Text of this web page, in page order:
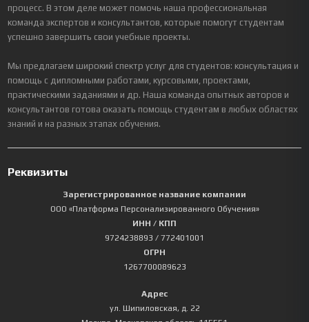
процесс. В этом деле может помочь наша профессиональная
команда экспертов и консультантов, которые помогут студентам
успешно завершить свои учебные проекты.
Мы предлагаем широкий спектр услуг для студентов: консультация и
помощь с дипломными работами, курсовыми, проектами,
практическими заданиями и др. Наша команда опытных авторов и
консультантов готова оказать помощь студентам в любых областях
знаний и на разных этапах обучения.
Реквизиты
Зарегистрированное название компании
ООО «Платформа Персонализированного Обучения»
ИНН / КПП
9724238893 / 772401001
ОГРН
1267700089623
Адрес
ул. Шипиловская, д. 22